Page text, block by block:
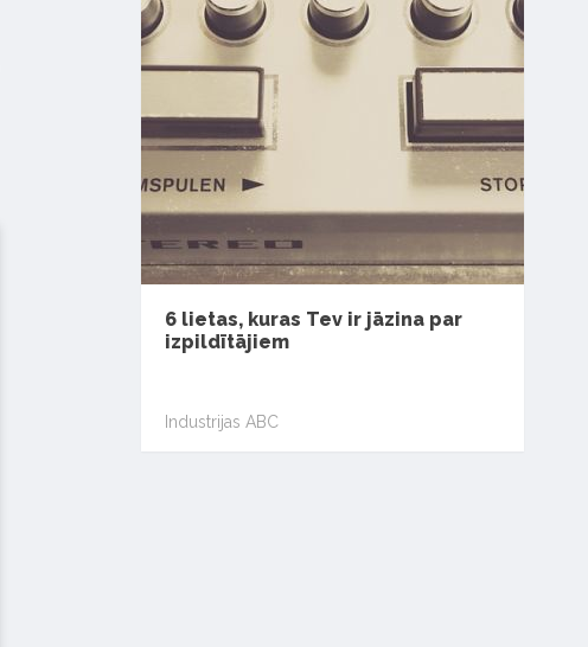
6 lietas, kuras Tev ir jāzina par
izpildītājiem
Industrijas ABC